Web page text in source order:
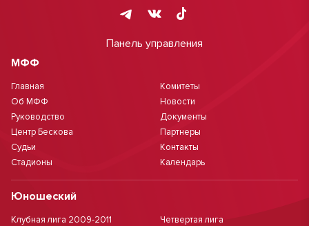
Панель управления
МФФ
Главная
Об МФФ
Руководство
Центр Бескова
Судьи
Стадионы
Комитеты
Новости
Документы
Партнеры
Контакты
Календарь
Юношеский
Клубная лига 2009-2011
Четвертая лига